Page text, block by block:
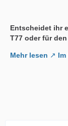
Entscheidet ihr
T77 oder für
Mehr lesen